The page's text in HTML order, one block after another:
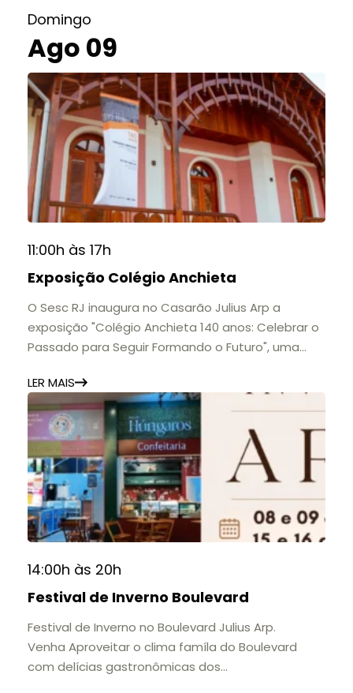
Domingo
Ago 09
11:00h às 17h
Exposição Colégio Anchieta
O Sesc RJ inaugura no Casarão Julius Arp a
exposição "Colégio Anchieta 140 anos: Celebrar o
Passado para Seguir Formando o Futuro", uma
importantes instituições de ensino de Nova
Friburgo e do Brasil.
A mostra convida o público a conhecer o legado
do Colégio Anchieta por meio de documentos,
histórias e marcos que evidenciam sua
contribuição para a educação, a cultura e a
formação de gerações.
📍 Casarão Julius Arp
📅 Até 30 de setembro
11h às 17h
🎟️ Entrada gratuita.
LER MAIS
14:00h às 20h
Festival de Inverno Boulevard
Festival de Inverno no Boulevard Julius Arp.
Venha Aproveitar o clima famíla do Boulevard
com delícias gastronômicas dos